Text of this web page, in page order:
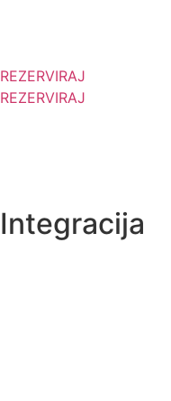
REZERVIRAJ
REZERVIRAJ
Integracija